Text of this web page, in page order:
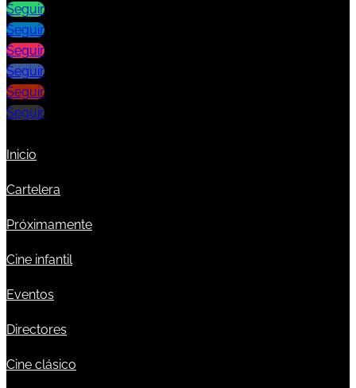
Seguir
Seguir
Seguir
Seguir
Seguir
Seguir
Inicio
Cartelera
Próximamente
Cine infantil
Eventos
Directores
Cine clásico